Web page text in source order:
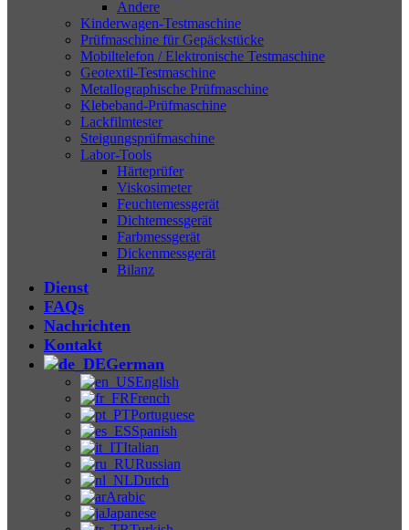
Andere
Kinderwagen-Testmaschine
Prüfmaschine für Gepäckstücke
Mobiltelefon / Elektronische Testmaschine
Geotextil-Testmaschine
Metallographische Prüfmaschine
Klebeband-Prüfmaschine
Lackfilmtester
Steigungsprüfmaschine
Labor-Tools
Härteprüfer
Viskosimeter
Feuchtemessgerät
Dichtemessgerät
Farbmessgerät
Dickenmessgerät
Bilanz
Dienst
FAQs
Nachrichten
Kontakt
German
English
French
Portuguese
Spanish
Italian
Russian
Dutch
Arabic
Japanese